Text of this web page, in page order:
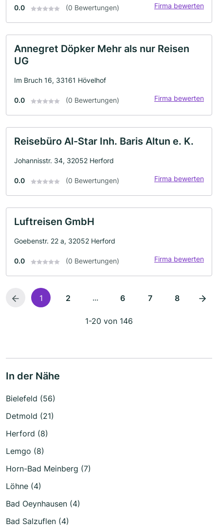
0.0 (0 Bewertungen) Firma bewerten
Annegret Döpker Mehr als nur Reisen
UG
Im Bruch 16, 33161 Hövelhof
0.0 (0 Bewertungen) Firma bewerten
Reisebüro Al-Star Inh. Baris Altun e. K.
Johannisstr. 34, 32052 Herford
0.0 (0 Bewertungen) Firma bewerten
Luftreisen GmbH
Goebenstr. 22 a, 32052 Herford
0.0 (0 Bewertungen) Firma bewerten
1 2 ... 6 7 8
1-20 von 146
In der Nähe
Bielefeld (56)
Detmold (21)
Herford (8)
Lemgo (8)
Horn-Bad Meinberg (7)
Löhne (4)
Bad Oeynhausen (4)
Bad Salzuflen (4)